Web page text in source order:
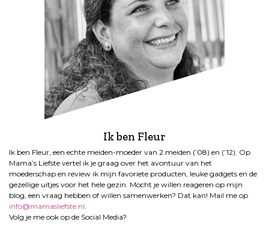
Ik ben Fleur
Ik ben Fleur, een echte meiden-moeder van 2 meiden (’08) en (’12). Op
Mama’s Liefste vertel ik je graag over het avontuur van het
moederschap en review ik mijn favoriete producten, leuke gadgets en de
gezellige uitjes voor het hele gezin. Mocht je willen reageren op mijn
blog, een vraag hebben of willen samenwerken? Dat kan! Mail me op
info@mamasliefste.nl
Volg je me ook op de Social Media?